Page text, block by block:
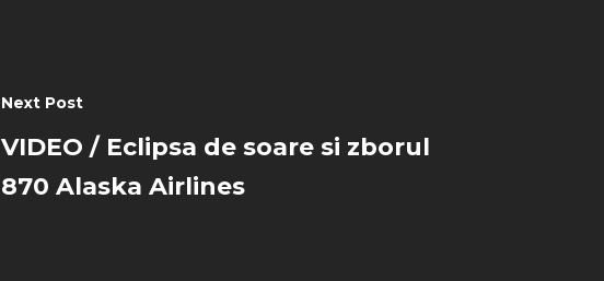
Next Post
VIDEO / Eclipsa de soare si zborul
870 Alaska Airlines